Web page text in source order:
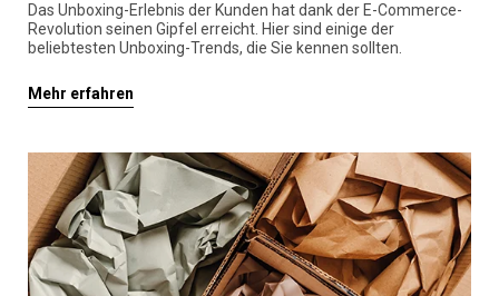
Das Unboxing-Erlebnis der Kunden hat dank der E-Commerce-
Revolution seinen Gipfel erreicht. Hier sind einige der
beliebtesten Unboxing-Trends, die Sie kennen sollten.
Mehr erfahren